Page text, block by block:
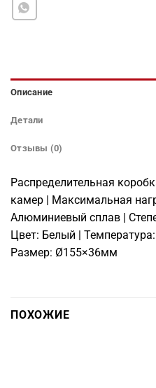
Описание
Детали
Отзывы (0)
Распределительная
камер | Максимальная
Алюминиевый сплав |
Цвет: Белый | Температура:
Размер: Ø155×36мм
ПОХОЖИЕ